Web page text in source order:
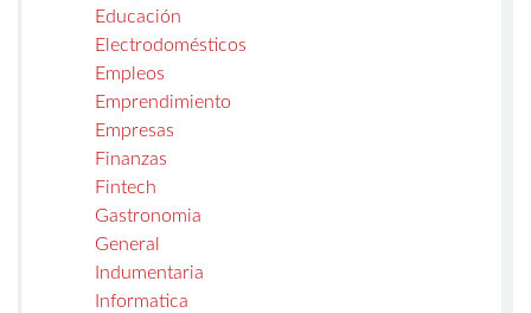
Educación
Electrodomésticos
Empleos
Emprendimiento
Empresas
Finanzas
Fintech
Gastronomia
General
Indumentaria
Informatica